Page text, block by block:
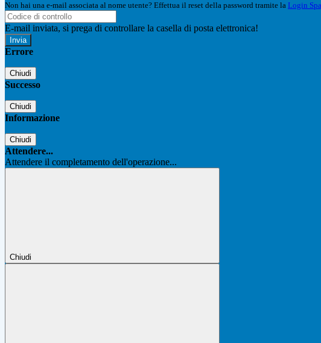
Non hai una e-mail associata al nome utente? Effettua il reset della password tramite la Login
E-mail inviata, si prega di controllare la casella di posta elettronica!
Errore
Chiudi
Successo
Chiudi
Informazione
Chiudi
Attendere...
Attendere il completamento dell'operazione...
Chiudi